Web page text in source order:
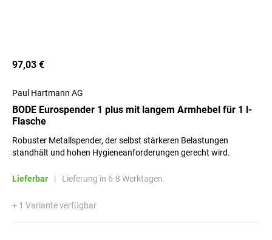
97,03 €
Paul Hartmann AG
BODE Eurospender 1 plus mit langem Armhebel für 1 l-
Flasche
Robuster Metallspender, der selbst stärkeren Belastungen
standhält und hohen Hygieneanforderungen gerecht wird.
Lieferbar | Lieferung in 6-8 Werktagen.
+ 1 Variante verfügbar